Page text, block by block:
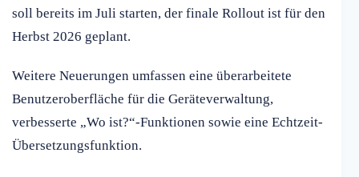
soll bereits im Juli starten, der finale Rollout ist für den
Herbst 2026 geplant.
Weitere Neuerungen umfassen eine überarbeitete
Benutzeroberfläche für die Geräteverwaltung,
verbesserte „Wo ist?“-Funktionen sowie eine Echtzeit-
Übersetzungsfunktion.